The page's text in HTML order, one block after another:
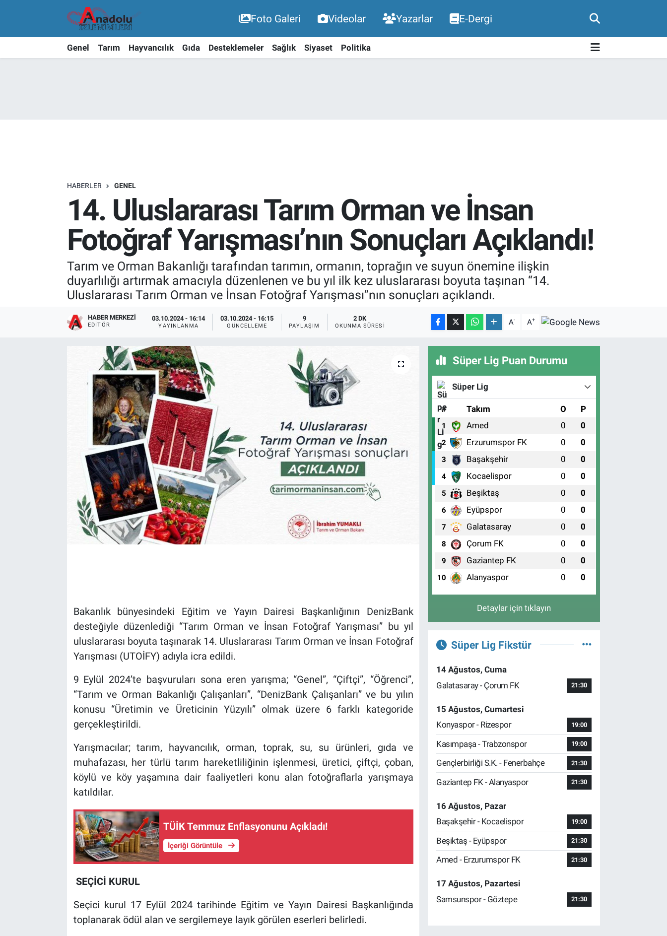
Foto Galeri Videolar Yazarlar E-Dergi
Genel Tarım Hayvancılık Gıda Desteklemeler Sağlık Siyaset Politika
HABERLER GENEL
14. Uluslararası Tarım Orman ve İnsan
Fotoğraf Yarışması’nın Sonuçları Açıklandı!
Tarım ve Orman Bakanlığı tarafından tarımın, ormanın, toprağın ve suyun önemine ilişkin
duyarlılığı artırmak amacıyla düzenlenen ve bu yıl ilk kez uluslararası boyuta taşınan “14.
Uluslararası Tarım Orman ve İnsan Fotoğraf Yarışması”nın sonuçları açıklandı.
HABER MERKEZI
EDITÖR
03.10.2024 - 16:14
YAYINLANMA
03.10.2024 - 16:15
GÜNCELLEME
9
PAYLAŞIM
2 DK
OKUNMA SÜRESI A- A+
Bakanlık bünyesindeki Eğitim ve Yayın Dairesi Başkanlığının DenizBank
desteğiyle düzenlediği “Tarım Orman ve İnsan Fotoğraf Yarışması” bu yıl
uluslararası boyuta taşınarak 14. Uluslararası Tarım Orman ve İnsan Fotoğraf
Yarışması (UTOİFY) adıyla icra edildi.
9 Eylül 2024’te başvuruları sona eren yarışma; “Genel”, “Çiftçi”, “Öğrenci”,
“Tarım ve Orman Bakanlığı Çalışanları”, “DenizBank Çalışanları” ve bu yılın
konusu “Üretimin ve Üreticinin Yüzyılı” olmak üzere 6 farklı kategoride
gerçekleştirildi.
Yarışmacılar; tarım, hayvancılık, orman, toprak, su, su ürünleri, gıda ve
muhafazası, her türlü tarım hareketliliğinin işlenmesi, üretici, çiftçi, çoban,
köylü ve köy yaşamına dair faaliyetleri konu alan fotoğraflarla yarışmaya
katıldılar.
TÜİK Temmuz Enflasyonunu Açıkladı!
İçeriği Görüntüle
SEÇİCİ KURUL
Seçici kurul 17 Eylül 2024 tarihinde Eğitim ve Yayın Dairesi Başkanlığında
toplanarak ödül alan ve sergilemeye layık görülen eserleri belirledi.
Süper Lig Puan Durumu
Süper Lig
# Takım O P
1 Amed 0 0
2 Erzurumspor FK 0 0
3 Başakşehir 0 0
4 Kocaelispor 0 0
5 Beşiktaş 0 0
6 Eyüpspor 0 0
7 Galatasaray 0 0
8 Çorum FK 0 0
9 Gaziantep FK 0 0
10 Alanyaspor 0 0
Detaylar için tıklayın
Süper Lig Fikstür
14 Ağustos, Cuma
Galatasaray - Çorum FK
21:30
15 Ağustos, Cumartesi
Konyaspor - Rizespor
19:00
Kasımpaşa - Trabzonspor 19:00
Gençlerbirliği S.K. - Fenerbahçe 21:30
Gaziantep FK - Alanyaspor 21:30
16 Ağustos, Pazar
Başakşehir - Kocaelispor
19:00
Beşiktaş - Eyüpspor 21:30
Amed - Erzurumspor FK 21:30
17 Ağustos, Pazartesi
Samsunspor - Göztepe
21:30